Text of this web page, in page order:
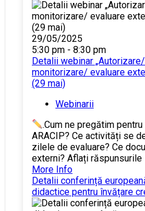
29/05/2025
5:30 pm - 8:30 pm
Detalii webinar
monitorizare/ evaluare
(29 mai)
Webinarii
.Cum ne pregătim
ARACIP? Ce activități se
zilele de evaluare? Ce
externi? Aflați răspunsurile
More Info
Detalii conferință
didactice pentru învățare